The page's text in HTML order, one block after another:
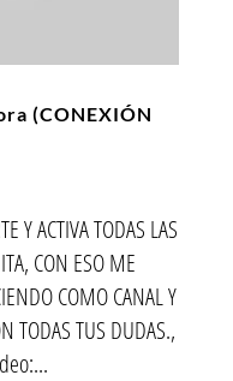
(CONEXIÓN
Y ACTIVA TODAS LAS
CON ESO ME
COMO CANAL Y
TODAS TUS DUDAS.,